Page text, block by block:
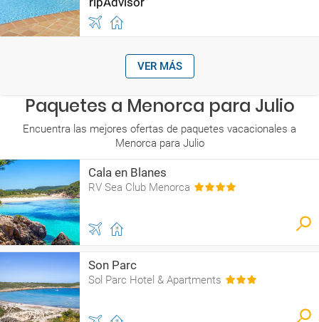
VER MÁS
Paquetes a Menorca para Julio
Encuentra las mejores ofertas de paquetes vacacionales a
Menorca para Julio
Cala en Blanes
RV Sea Club Menorca
Son Parc
Sol Parc Hotel & Apartments